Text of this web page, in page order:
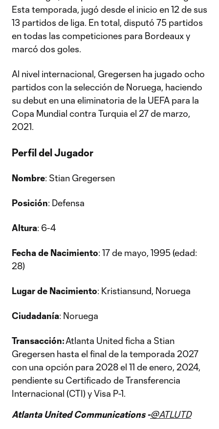
Esta temporada, jugó desde el inicio en 12 de sus
13 partidos de liga. En total, disputó 75 partidos
en todas las competiciones para Bordeaux y
marcó dos goles.
Al nivel internacional, Gregersen ha jugado ocho
partidos con la selección de Noruega, haciendo
su debut en una eliminatoria de la UEFA para la
Copa Mundial contra Turquia el 27 de marzo,
2021.
Perfil del Jugador
Nombre: Stian Gregersen
Posición: Defensa
Altura: 6-4
Fecha de Nacimiento: 17 de mayo, 1995 (edad:
28)
Lugar de Nacimiento: Kristiansund, Noruega
Ciudadanía: Noruega
Transacción:Atlanta United ficha a Stian
Gregersen hasta el final de la temporada 2027
con una opción para 2028 el 11 de enero, 2024,
pendiente su Certificado de Transferencia
Internacional (CTI) y Visa P-1.
Atlanta United Communications -@ATLUTD